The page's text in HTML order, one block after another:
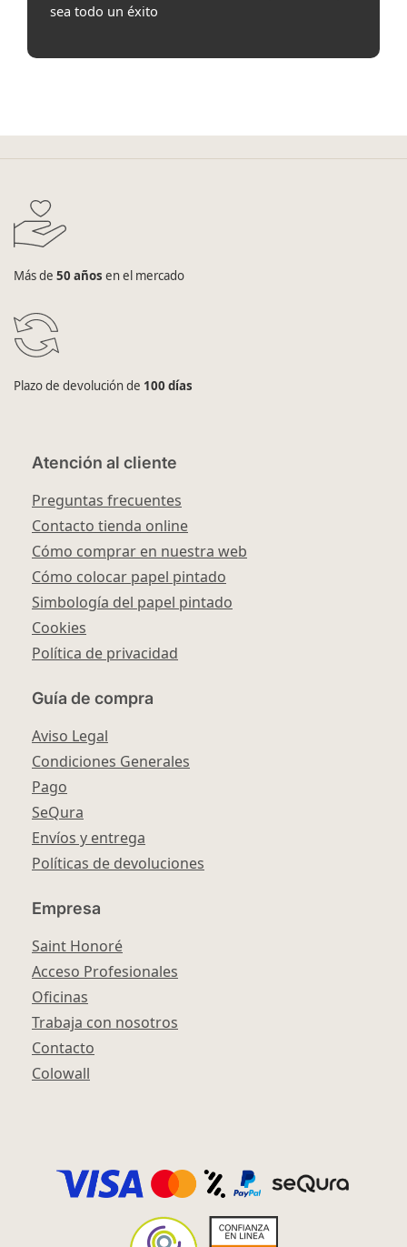
sea todo un éxito
Más de 50 años en el mercado
Plazo de devolución de 100 días
Atención al cliente
Preguntas frecuentes
Contacto tienda online
Cómo comprar en nuestra web
Cómo colocar papel pintado
Simbología del papel pintado
Cookies
Política de privacidad
Guía de compra
Aviso Legal
Condiciones Generales
Pago
SeQura
Envíos y entrega
Políticas de devoluciones
Empresa
Saint Honoré
Acceso Profesionales
Oficinas
Trabaja con nosotros
Contacto
Colowall